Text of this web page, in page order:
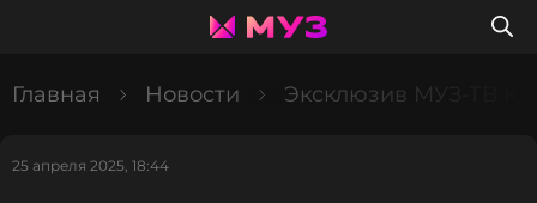
Главная Новости Эксклюзив МУЗ-ТВ
25 апреля 2025, 18:44